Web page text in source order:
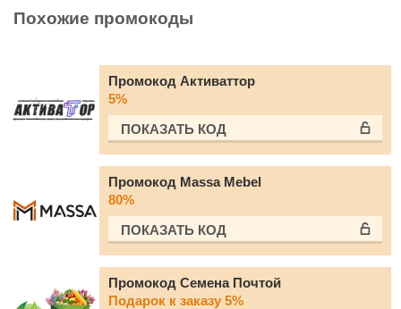
Похожие промокоды
Промокод Активаттор
5%
ПОКАЗАТЬ КОД
Промокод Massa Mebel
80%
ПОКАЗАТЬ КОД
Промокод Семена Почтой
Подарок к заказу 5%